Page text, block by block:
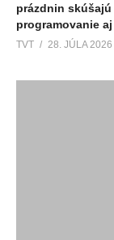
prázdnin
programovanie
TVT 28. JÚLA 2026